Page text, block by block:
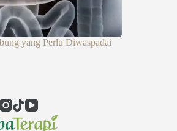
yang Perlu Diwaspadai